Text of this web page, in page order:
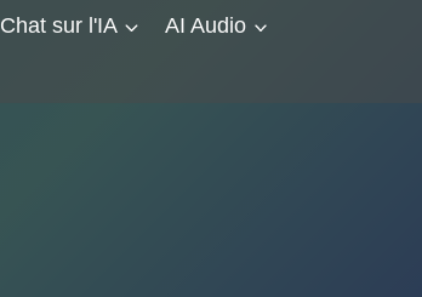
Chat sur l'IA AI Audio